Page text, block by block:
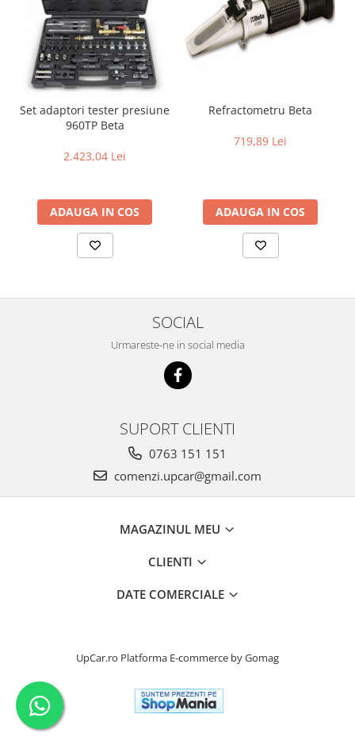
Set adaptori tester presiune
960TP Beta
2.423,04 Lei
ADAUGA IN COS
Refractometru Beta
719,89 Lei
ADAUGA IN COS
SOCIAL
Urmareste-ne in social media
SUPORT CLIENTI
0763 151 151
comenzi.upcar@gmail.com
MAGAZINUL MEU
CLIENTI
DATE COMERCIALE
UpCar.ro Platforma E-commerce by Gomag